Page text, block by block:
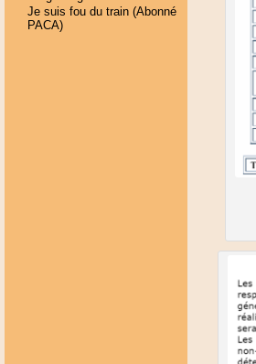
Je suis fou du train (Abonné
PACA)